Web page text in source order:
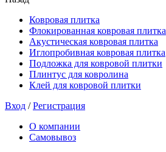
Ковровая плитка
Флокированная ковровая плитка
Акустическая ковровая плитка
Иглопробивная ковровая плитка
Подложка для ковровой плитки
Плинтус для ковролина
Клей для ковровой плитки
Вход /Регистрация
О компании
Самовывоз